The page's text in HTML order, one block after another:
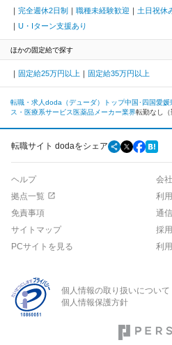
完全週休2日制
職種未経験歓迎 土日祝休
U・Iターン支援あり
ほかの固定給で探す
固定給25万円以上 固定給35万円以上
転職・求人doda（デューダ）トップ中国･四国愛媛
ス・医療系サービス 医薬品メーカー業界転勤なし
転職サイト dodaをシェア
ヘルプ
会
拠点一覧
利
免責事項
通
サイトマップ
採
PCサイトを見る
利
個人情報の取り扱いについて
個人情報保護方針